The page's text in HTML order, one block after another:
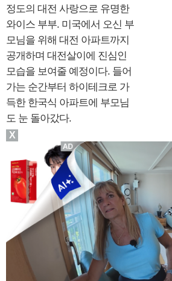
정도의 대전 사랑으로 유명한
와이스 부부. 미국에서 오신 부
모님을 위해 대전 아파트까지
공개하며 대전살이에 진심인
모습을 보여줄 예정이다. 들어
가는 순간부터 하이테크로 가
득한 한국식 아파트에 부모님
도 눈 돌아갔다.
X